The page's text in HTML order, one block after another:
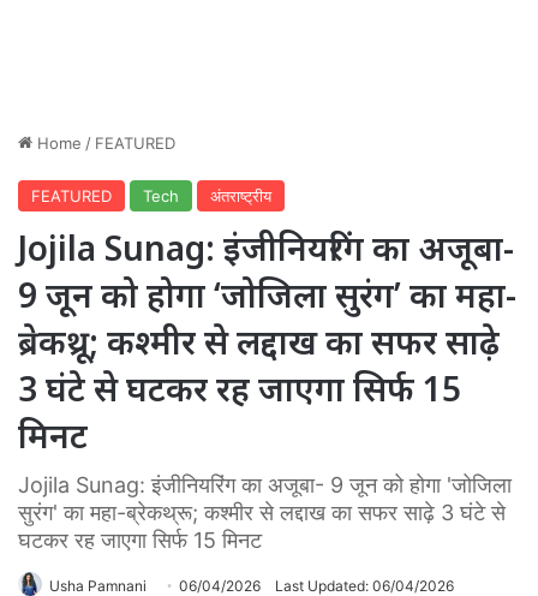
Home / FEATURED
FEATURED Tech अंतराष्ट्रीय
Jojila Sunag: इंजीनियरिंग का अजूबा-
9 जून को होगा ‘जोजिला सुरंग’ का महा-
ब्रेकथ्रू; कश्मीर से लद्दाख का सफर साढ़े
3 घंटे से घटकर रह जाएगा सिर्फ 15
मिनट
Jojila Sunag: इंजीनियरिंग का अजूबा- 9 जून को होगा 'जोजिला
सुरंग' का महा-ब्रेकथ्रू; कश्मीर से लद्दाख का सफर साढ़े 3 घंटे से
घटकर रह जाएगा सिर्फ 15 मिनट
Usha Pamnani 06/04/2026 Last Updated: 06/04/2026